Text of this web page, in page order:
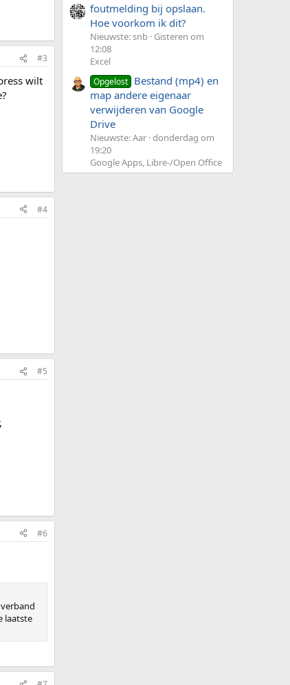
#3
wilt
#4
#5
#6
laatste
foutmelding bij opslaan.
Hoe voorkom ik dit?
Nieuwste: snb Gisteren om
12:08
Excel
Opgelost Bestand (mp4) en
map andere eigenaar
verwijderen van Google
Drive
Nieuwste: Aar donderdag om
19:20
Google Apps, Libre-/Open Office